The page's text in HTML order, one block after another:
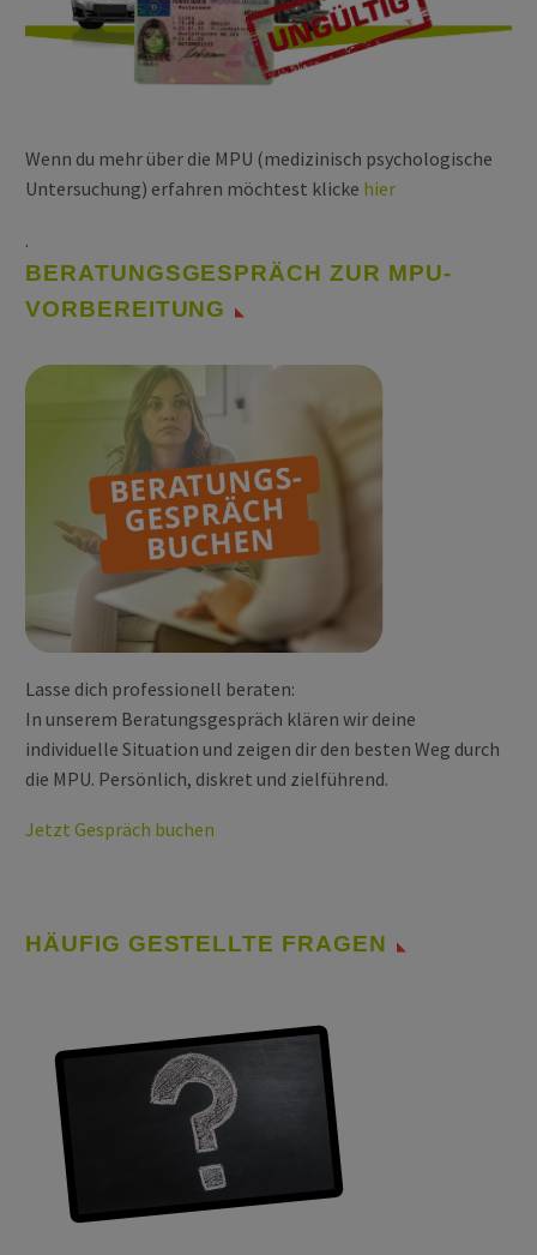
Wenn du mehr über die MPU (medizinisch psychologische
Untersuchung) erfahren möchtest klicke hier
.
BERATUNGSGESPRÄCH ZUR MPU-
VORBEREITUNG
Lasse dich professionell beraten:
In unserem Beratungsgespräch klären wir deine
individuelle Situation und zeigen dir den besten Weg durch
die MPU. Persönlich, diskret und zielführend.
Jetzt Gespräch buchen
HÄUFIG GESTELLTE FRAGEN